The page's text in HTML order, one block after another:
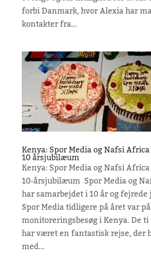
forbi Danmark, hvor Alexia har
kontakter fra...
Kenya: Spor Media og Nafsi
10 årsjubilæum
Kenya: Spor Media og Nafsi
10-årsjubilæum Spor Media og
har samarbejdet i 10 år og
Spor Media tidligere på året var på
monitoreringsbesøg i Kenya. De
har været en fantastisk rejse, der
med...